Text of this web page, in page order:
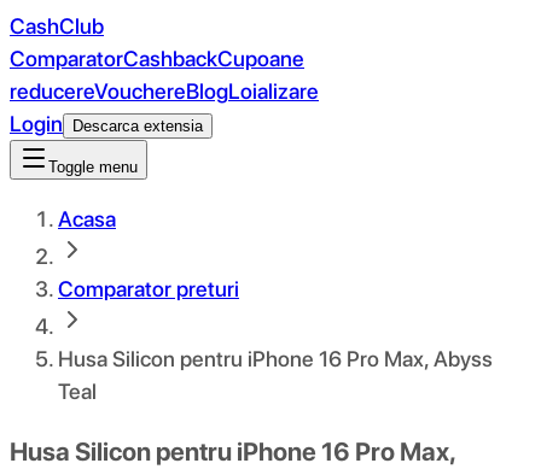
CashClub
ComparatorCashbackCupoane
reducereVouchereBlogLoializare
Login
Descarca extensia
Toggle menu
Acasa
Comparator preturi
Husa Silicon pentru iPhone 16 Pro Max, Abyss
Teal
Husa Silicon pentru iPhone 16 Pro Max,